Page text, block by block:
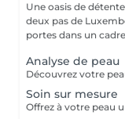
Une oasis de
deux pas de
portes dans un
Analyse de peau
Soin sur mesure